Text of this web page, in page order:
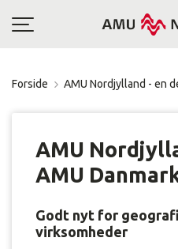
Toggle
Forside AMU Nordjylland - en
AMU
AMU
Godt nyt for
virksomheder